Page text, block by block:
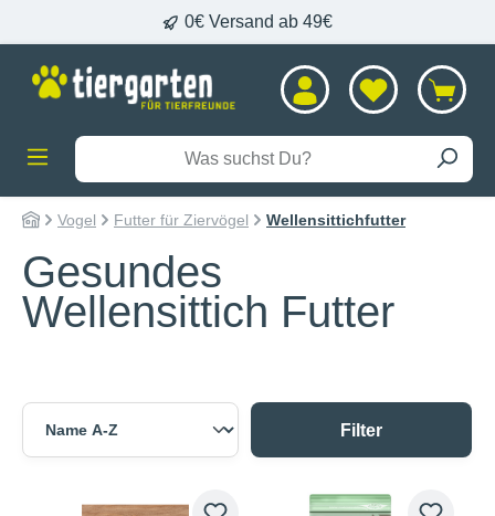
Vogel Futter für Ziervögel Wellensittichfutter
Gesundes
Wellensittich Futter
Filter